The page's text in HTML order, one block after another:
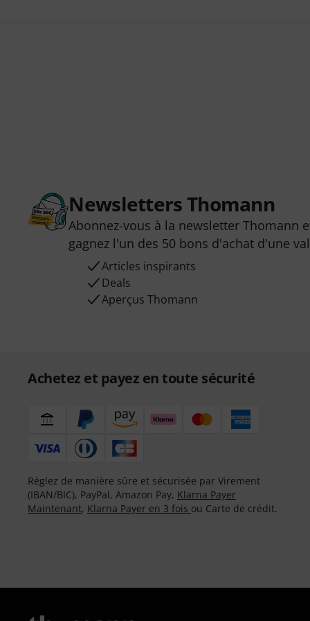
Newsletters Thomann
Abonnez-vous à la newsletter Thomann
gagnez l'un des 50 bons d'achat d'une
Articles inspirants
Deals
Aperçus Thomann
Achetez et payez en toute sécurité
Réglez de manière sûre et sécurisée par Virement
(IBAN/BIC), PayPal, Amazon Pay, Klarna Payer
Maintenant, Klarna Payer en 3 fois ou Carte de crédit.